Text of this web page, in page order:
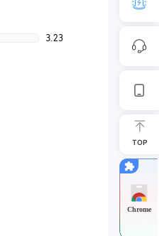
3.23
TOP
Chrome